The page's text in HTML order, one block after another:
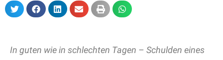
In guten wie in schlechten Tagen – Schulden eines